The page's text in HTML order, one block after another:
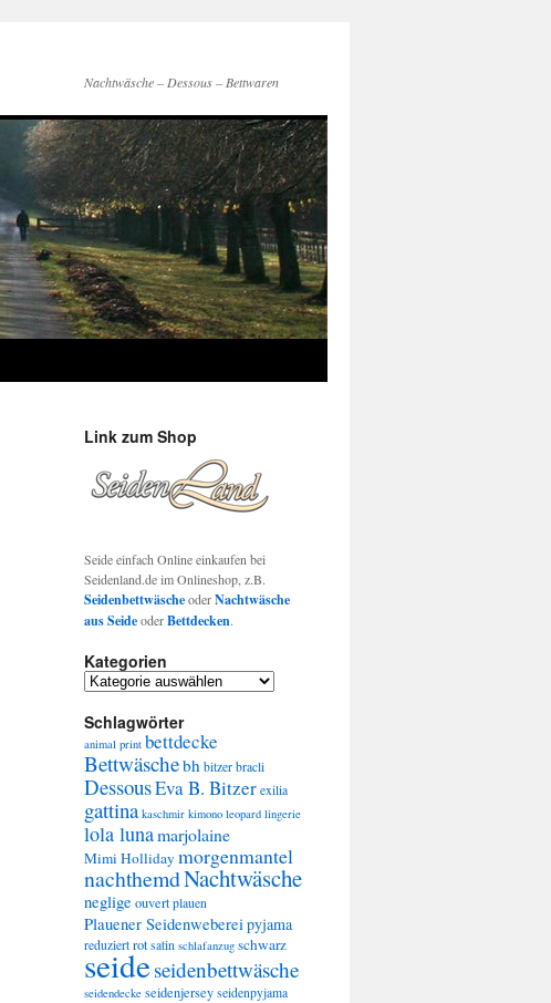
Nachtwäsche – Dessous – Bettwaren
Link zum Shop
Seide einfach Online einkaufen bei
Seidenland.de im Onlineshop, z.B.
SeidenbettwäscheoderNachtwäsche
aus SeideoderBettdecken.
Kategorien
Kategorien
Schlagwörter
animal print bettdecke
Bettwäschebh bitzer bracli
DessousEva B. Bitzer exilia
gattina kaschmir kimono leopard lingerie
lola lunamarjolaine
Mimi Holliday morgenmantel
nachthemdNachtwäsche
neglige ouvert plauen
Plauener Seidenwebereipyjama
reduziert rot satin schlafanzug schwarz
seideseidenbettwäsche
seidendecke seidenjersey seidenpyjama